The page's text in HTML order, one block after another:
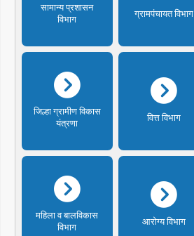
सामान्य प्रशासन
विभाग
ग्रामपंचायत विभाग
जिल्हा ग्रामीण विकास
यंत्रणा
वित्त विभाग
महिला व बालविकास
विभाग
आरोग्य विभाग